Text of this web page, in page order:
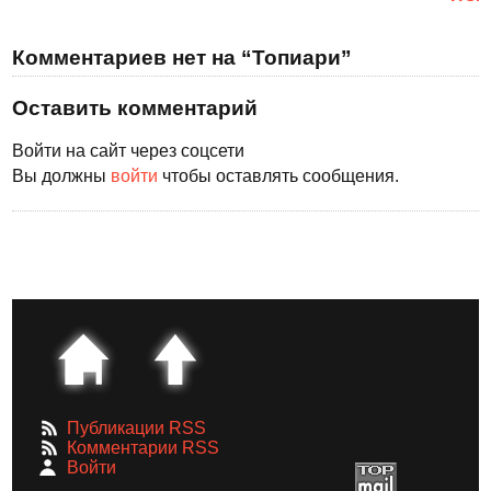
Комментариев нет на “Топиари”
Оставить комментарий
Войти на сайт через соцсети
Вы должны войти чтобы оставлять сообщения.
Публикации RSS
Комментарии RSS
Войти